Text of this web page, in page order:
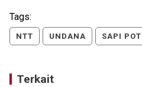
Tags:
NTT UNDANA SAPI
Terkait